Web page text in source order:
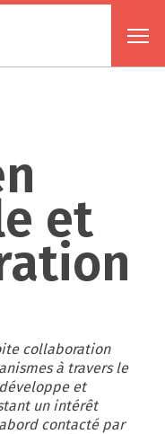
et
collaboration
à travers le
et
un intérêt
contacté par